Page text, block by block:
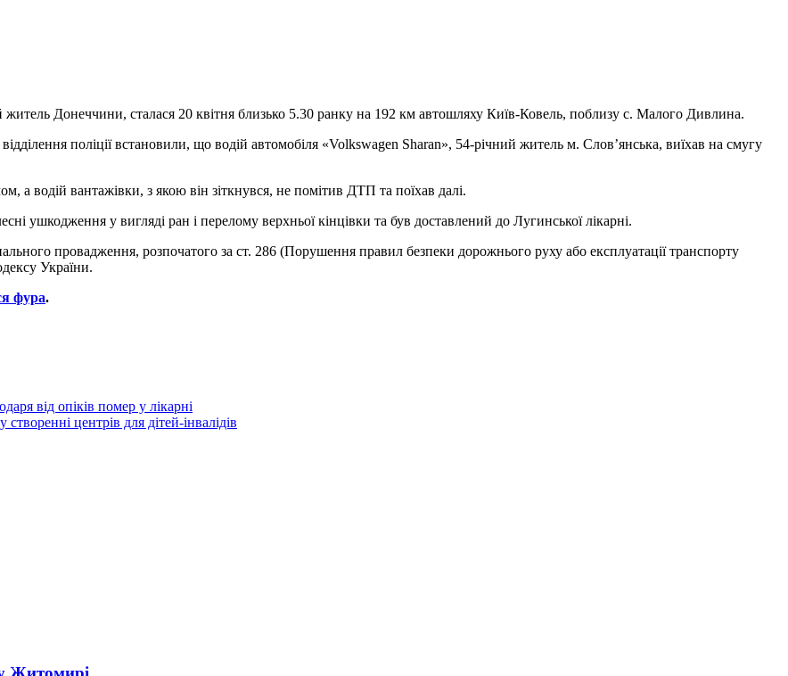
Донеччини, сталася 20 квітня близько 5.30 ранку на 192 км автошляху Київ-Ковель, поблизу с. Малого Дивлина.
поліції встановили, що водій автомобіля «Volkswagen Sharan», 54-річний житель м. Слов’янська, виїхав на смугу
а водій вантажівки, з якою він зіткнувся, не помітив ДТП та поїхав далі.
ушкодження у вигляді ран і перелому верхньої кінцівки та був доставлений до Лугинської лікарні.
провадження, розпочатого за ст. 286 (Порушення правил безпеки дорожнього руху або експлуатації транспорту
України.
фура.
від опіків помер у лікарні
центрів для дітей-інвалідів